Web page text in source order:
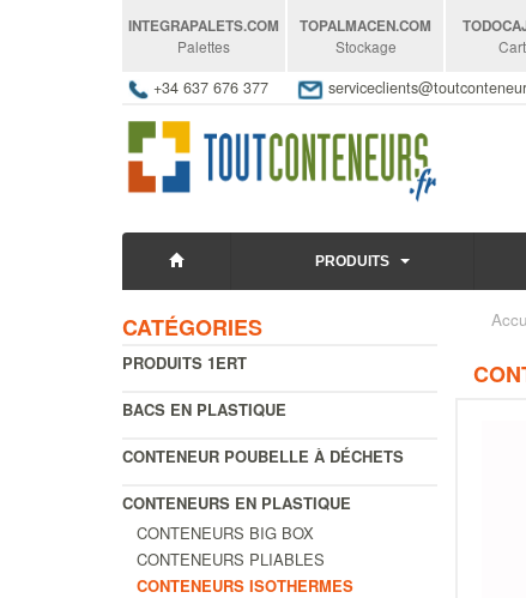
INTEGRAPALETS.COM
Palettes
TOPALMACEN.COM
Stockage
+34 637 676 377
PRODUITS
CATÉGORIES
PRODUITS 1ERT
BACS EN PLASTIQUE
CONTENEUR POUBELLE À DÉCHETS
CONTENEURS EN PLASTIQUE
CONTENEURS BIG BOX
CONTENEURS PLIABLES
CONTENEURS ISOTHERMES